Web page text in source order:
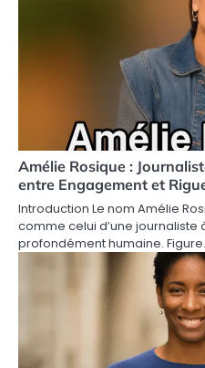
Amélie Rosique :
entre Engagement et
Introduction Le nom Amélie
comme celui d’une
profondément humaine.